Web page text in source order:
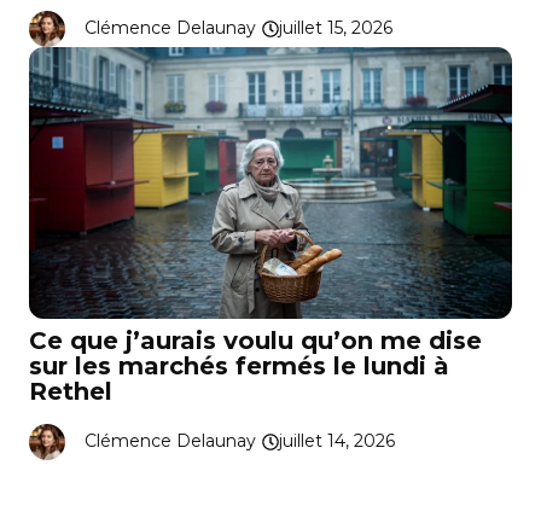
Clémence Delaunay juillet 15, 2026
Ce que j’aurais voulu qu’on me dise
sur les marchés fermés le lundi à
Rethel
Clémence Delaunay juillet 14, 2026